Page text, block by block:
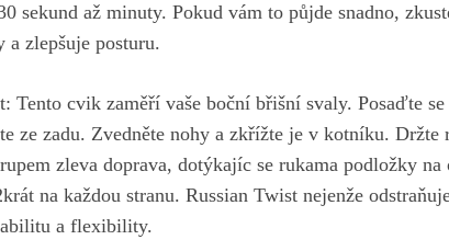
sekund až minuty. Pokud vám to půjde snadno,
a zlepšuje posturu.
Tento cvik zaměří vaše boční břišní svaly. Posaďte
ze zadu. Zvedněte nohy a zkřížte je v kotníku. Držte
zleva doprava, dotýkajíc se rukama podložky na
na každou stranu. Russian Twist nejenže
a flexibility.